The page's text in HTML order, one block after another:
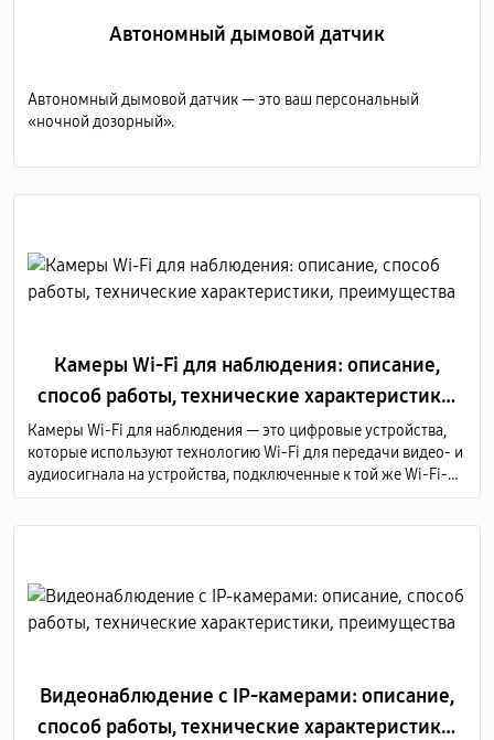
Автономный дымовой датчик
Автономный дымовой датчик — это ваш персональный
«ночной дозорный».
Камеры Wi-Fi для наблюдения: описание,
способ работы, технические характеристики,
преимущества
Камеры Wi-Fi для наблюдения — это цифровые устройства,
которые используют технологию Wi-Fi для передачи видео- и
аудиосигнала на устройства, подключенные к той же Wi-Fi-
сети или через Интернет.
Видеонаблюдение с IP-камерами: описание,
способ работы, технические характеристики,